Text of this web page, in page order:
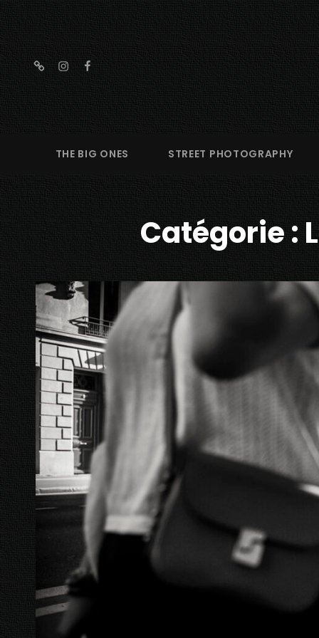
threadsinstagramfacebook
THE BIG ONES STREET PHOTOGRAPHY
Catégorie :